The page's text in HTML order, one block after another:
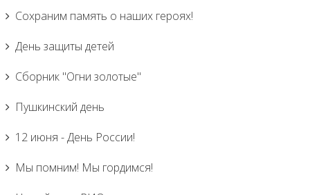
Сохраним память о наших героях!
День защиты детей
Сборник "Огни золотые"
Пушкинский день
12 июня - День России!
Мы помним! Мы гордимся!